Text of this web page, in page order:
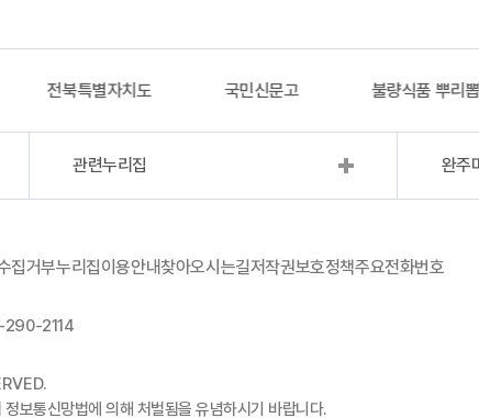
전북특별자치도 국민신문고 불량식품 뿌리
관련누리집 완주
집거부누리집이용안내찾아오시는길저작권보호정책주요전화번호
2114
보통신망법에 의해 처벌됨을 유념하시기 바랍니다.